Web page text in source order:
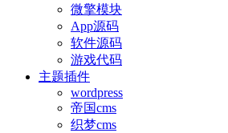
微擎模块
App源码
软件源码
游戏代码
主题插件
wordpress
帝国cms
织梦cms